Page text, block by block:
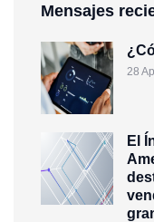
Mensajes
28
El